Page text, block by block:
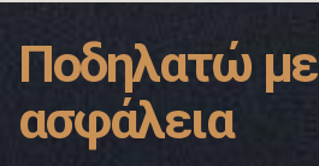
Ποδηλατώ με
ασφάλεια